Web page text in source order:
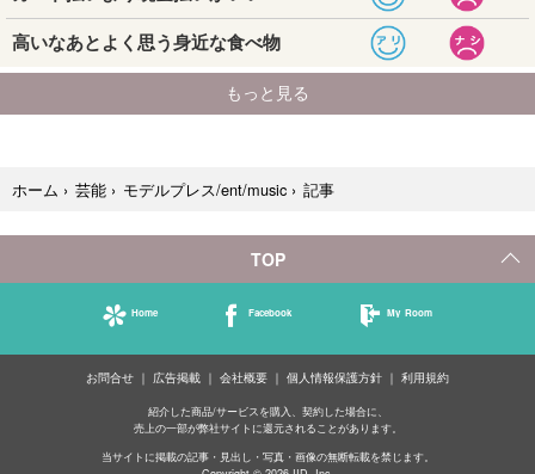
ホーム › 芸能 › モデルプレス/ent/music › 記事
TOP
Home Facebook My Room
お問合せ 広告掲載 会社概要 個人情報保護方針 利用規約
紹介した商品/サービスを購入、契約した場合に、
売上の一部が弊社サイトに還元されることがあります。
当サイトに掲載の記事・見出し・写真・画像の無断転載を禁じます。